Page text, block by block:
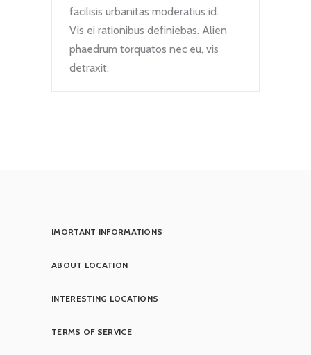
facilisis urbanitas moderatius id.
Vis ei rationibus definiebas. Alien
phaedrum torquatos nec eu, vis
detraxit.
IMORTANT INFORMATIONS
ABOUT LOCATION
INTERESTING LOCATIONS
TERMS OF SERVICE